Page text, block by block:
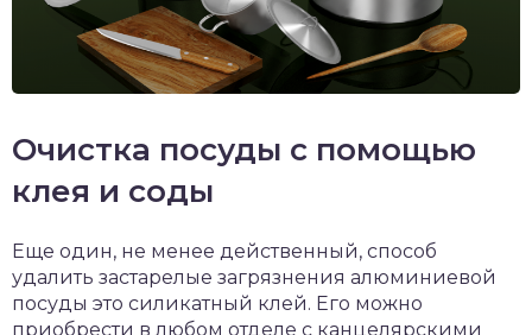
Очистка посуды с помощью
клея и соды
Еще один, не менее действенный, способ
удалить застарелые загрязнения алюминиевой
посуды это силикатный клей. Его можно
приобрести в любом отделе с канцелярскими